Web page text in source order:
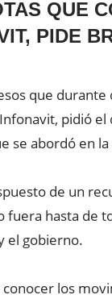
QUE
PIDE
que durante
pidió
se abordó en
de un
hasta de
el gobierno.
los